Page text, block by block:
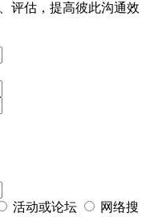
评估，提高彼此沟通效
活动或论坛
网络搜